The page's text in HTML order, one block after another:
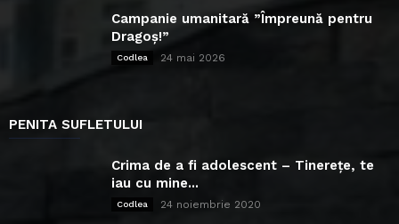
Campanie umanitară ”Împreună pentru
Dragoș!”
Codlea 24 mai 2026
PENITA SUFLETULUI
Crima de a fi adolescent – Tinerețe, te
iau cu mine...
Codlea 24 noiembrie 2020